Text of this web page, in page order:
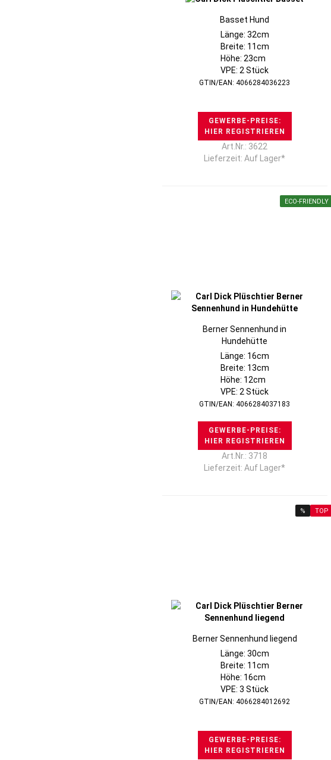
Basset Hund
Länge: 32cm
Breite: 11cm
Höhe: 23cm
VPE: 2 Stück
GTIN/EAN: 4066284036223
GEWERBE-PREISE:
HIER REGISTRIEREN
Art.Nr.: 3622
Lieferzeit: Auf Lager*
ECO-FRIENDLY
Berner Sennenhund in
Hundehütte
Länge: 16cm
Breite: 13cm
Höhe: 12cm
VPE: 2 Stück
GTIN/EAN: 4066284037183
GEWERBE-PREISE:
HIER REGISTRIEREN
Art.Nr.: 3718
Lieferzeit: Auf Lager*
% TOP
Berner Sennenhund liegend
Länge: 30cm
Breite: 11cm
Höhe: 16cm
VPE: 3 Stück
GTIN/EAN: 4066284012692
GEWERBE-PREISE:
HIER REGISTRIEREN